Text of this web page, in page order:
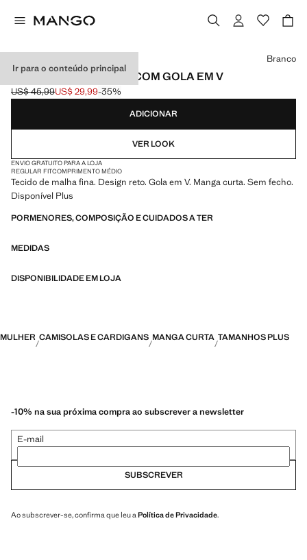
Ir para o conteúdo principal
CAMISOLA DE MALHA COM GOLA EM V
Preço inicial riscado [US$ 45,99 ]
US$ 45,99
Preço atual [US$ 29,99 ]
US$ 29,99-35%
Selecione uma cor
Branco
ADICIONAR
VER LOOK
ENVIO GRATUITO PARA A LOJA
REGULAR FITCOMPRIMENTO MÉDIO
Tecido de malha fina. Design reto. Gola em V. Manga curta. Sem fecho.
Disponível Plus
PORMENORES, COMPOSIÇÃO E CUIDADOS A TER
MEDIDAS
DISPONIBILIDADE EM LOJA
MULHER CAMISOLAS E CARDIGANS MANGA CURTA TAMANHOS PLUS
-10% na sua próxima compra ao subscrever a newsletter
E-mail
SUBSCREVER
Ao subscrever-se, confirma que leu a Política de Privacidade.